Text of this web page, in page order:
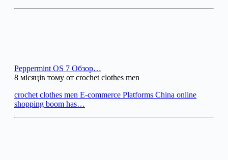
Peppermint OS 7 Обзор…
8 місяців тому от crochet clothes men
crochet clothes men E-commerce Platforms China online
shopping boom has…